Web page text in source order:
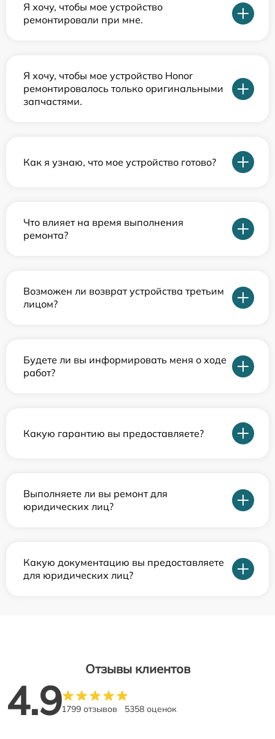
Я хочу, чтобы мое устройство
ремонтировали при мне.
Я хочу, чтобы мое устройство Honor
ремонтировалось только оригинальными
запчастями.
Как я узнаю, что мое устройство готово?
Что влияет на время выполнения
ремонта?
Возможен ли возврат устройства третьим
лицом?
Будете ли вы информировать меня о ходе
работ?
Какую гарантию вы предоставляете?
Выполняете ли вы ремонт для
юридических лиц?
Какую документацию вы предоставляете
для юридических лиц?
Отзывы клиентов
4.91799 отзывов 5358 оценок